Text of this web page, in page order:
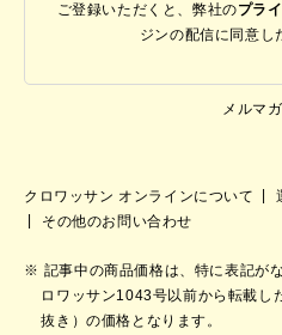
ご登録いただくと、弊社のプラ
ジンの配信に同意し
メルマ
クロワッサン オンラインについて
その他のお問い合わせ
記事中の商品価格は、特に表記が
ロワッサン1043号以前から転載し
抜き）の価格となります。